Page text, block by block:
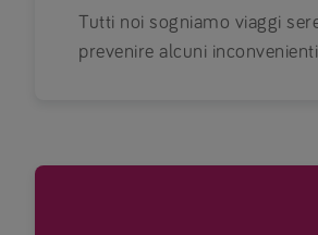
Tutti noi sogniamo viaggi
prevenire alcuni